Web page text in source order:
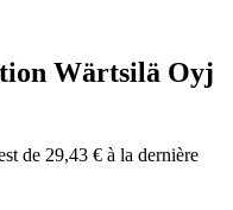
Wärtsilä Oyj
de 29,43 € à la dernière